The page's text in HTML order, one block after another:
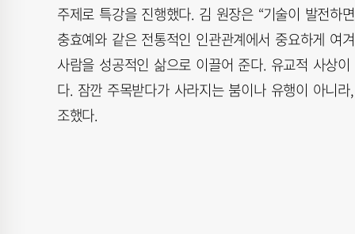
주제로 특강을 진행했다. 김 원장은 “기술이 발전하
충효예와 같은 전통적인 인관관계에서 중요하게 여
사람을 성공적인 삶으로 이끌어 준다. 유교적 사상
다. 잠깐 주목받다가 사라지는 붐이나 유행이 아니
조했다.